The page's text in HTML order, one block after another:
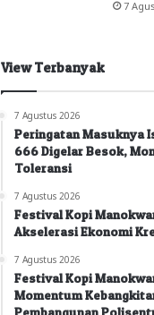
7
View Terbanyak
7 Agustus 2026
Peringatan Masuknya
666 Digelar Besok,
Toleransi
7 Agustus 2026
Festival Kopi
Akselerasi Ekonomi
7 Agustus 2026
Festival Kopi
Momentum
Pembangunan